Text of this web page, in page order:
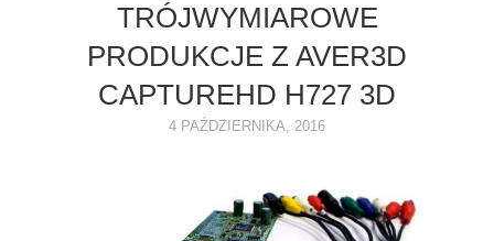
MONITORY
NAPĘDY
OPROGRAMOWANIE
TRÓJWYMIAROWE
PRODUKCJE Z AVER3D
CAPTUREHD H727 3D
4 PAŹDZIERNIKA, 2016